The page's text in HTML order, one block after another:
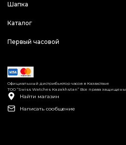
Шапка
Каталог
Первый часовой
Найти магазин
Написать сообщение
ТОО “Swiss Watches Kazakhstan” Все права защищены
Официальный дистрибьютор часов в Казахстане